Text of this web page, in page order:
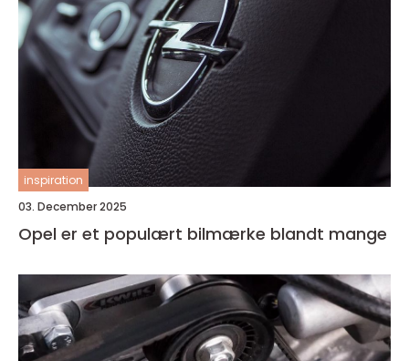
inspiration
03. December 2025
Opel er et populært bilmærke blandt mange